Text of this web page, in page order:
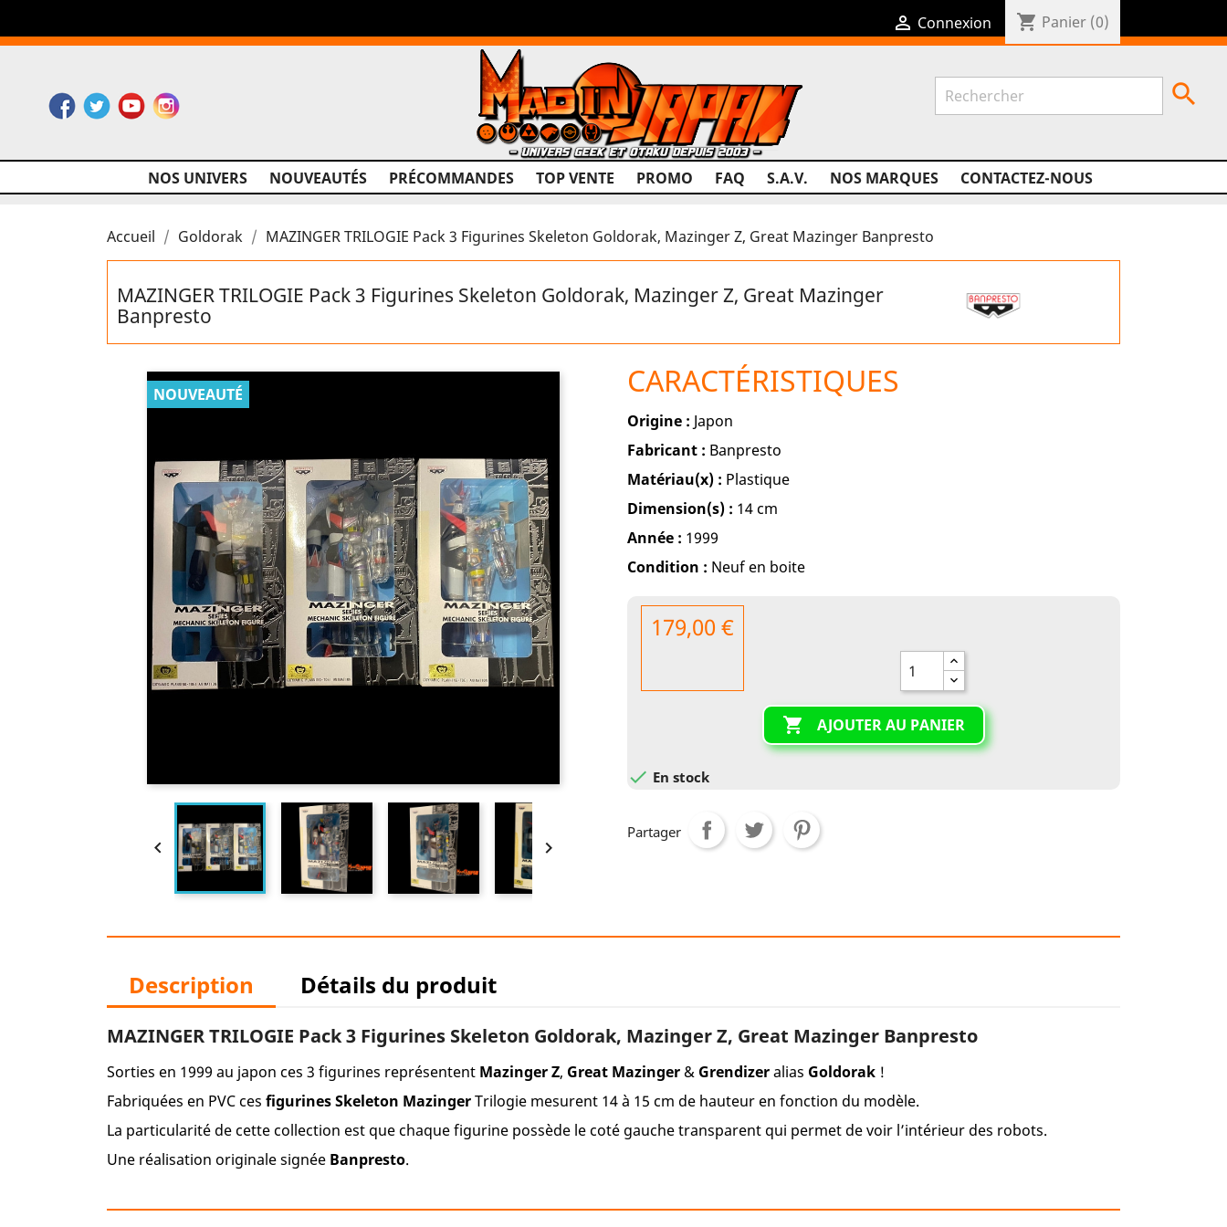
 Connexion shopping_cart Panier (0)
Facebook
TwitterYouTubeInstagram
NOS UNIVERS NOUVEAUTÉS PRÉCOMMANDES TOP VENTE PROMO FAQ S.A.V. NOS MARQUES CONTACTEZ-NOUS

Accueil Goldorak MAZINGER TRILOGIE Pack 3 Figurines Skeleton Goldorak, Mazinger Z, Great Mazinger Banpresto
MAZINGER TRILOGIE Pack 3 Figurines Skeleton Goldorak, Mazinger Z, Great Mazinger
Banpresto
NOUVEAUTÉ
 
CARACTÉRISTIQUES
Origine : Japon
Fabricant : Banpresto
Matériau(x) : Plastique
Dimension(s) : 14 cm
Année : 1999
Condition : Neuf en boite
179,00 €
 AJOUTER AU PANIER
 En stock
Partager
Description Détails du produit
MAZINGER TRILOGIE Pack 3 Figurines Skeleton Goldorak, Mazinger Z, Great Mazinger Banpresto
Sorties en 1999 au japon ces 3 figurines représentent Mazinger Z, Great Mazinger& Grendizeralias Goldorak !
Fabriquées en PVC ces figurines Skeleton MazingerTrilogie mesurent 14 à 15 cm de hauteur en fonction du modèle.
La particularité de cette collection est que chaque figurine possède le coté gauche transparent qui permet de voir l’intérieur des robots.
Une réalisation originale signée Banpresto.